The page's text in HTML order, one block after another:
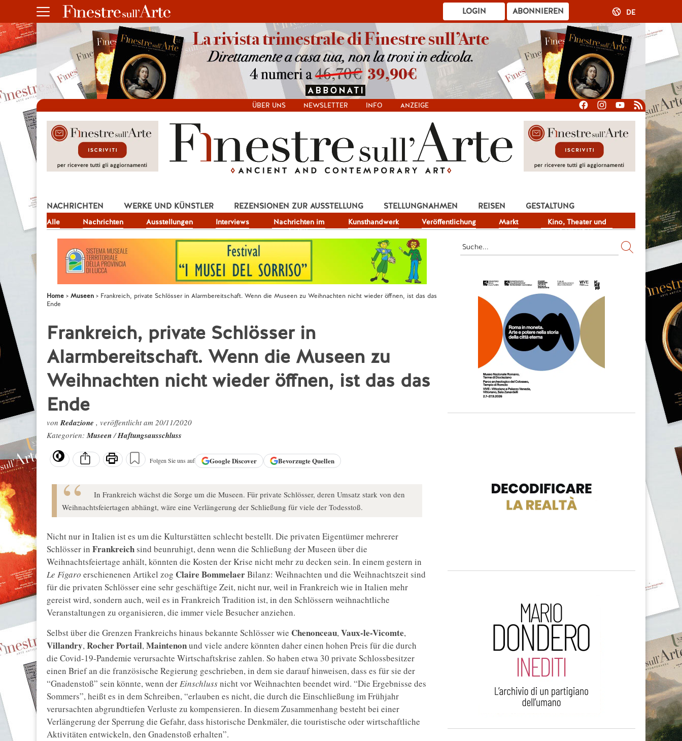
ABONNIEREN
LOGIN DE
ÜBER UNS NEWSLETTER INFO ANZEIGE
NACHRICHTEN
Alle Nachrichten Ausstellungen Interviews
Nachrichten im
Fokus
Kunsthandwerk Veröffentlichung Markt
Kino, Theater und
Fernsehen
WERKE UND KÜNSTLER REZENSIONEN ZUR AUSSTELLUNG STELLUNGNAHMEN REISEN
GESTALTUNG
JOB
Home Museen
Frankreich, private Schlösser in Alarmbereitschaft. Wenn die Museen zu Weihnachten nicht wieder öffnen, ist das das
Ende
Frankreich, private Schlösser in
Alarmbereitschaft. Wenn die Museen zu
Weihnachten nicht wieder öffnen, ist das das
Ende
vonRedazione , veröffentlicht am 20/11/2020
Kategorien:Museen/Haftungsausschluss
Folgen Sie uns auf GoogleDiscover Bevorzugte Quellen
In Frankreich wächst die Sorge um die Museen. Für private Schlösser, deren Umsatz stark von den
Weihnachtsfeiertagen abhängt, wäre eine Verlängerung der Schließung für viele der Todesstoß.
Nicht nur in Italien ist es um die Kulturstätten schlecht bestellt. Die privaten Eigentümer mehrerer
Schlösser in Frankreich sind beunruhigt, denn wenn die Schließung der Museen über die
Weihnachtsfeiertage anhält, könnten die Kosten der Krise nicht mehr zu decken sein. In einem gestern in
Le Figaro erschienenen Artikel zog Claire BommelaerBilanz: Weihnachten und die Weihnachtszeit sind
für die privaten Schlösser eine sehr geschäftige Zeit, nicht nur, weil in Frankreich wie in Italien mehr
gereist wird, sondern auch, weil es in Frankreich Tradition ist, in den Schlössern weihnachtliche
Veranstaltungen zu organisieren, die immer viele Besucher anziehen.
Selbst über die Grenzen Frankreichs hinaus bekannte Schlösser wie Chenonceau,Vaux-le-Vicomte,
Villandry,Rocher Portail,Maintenonund viele andere könnten daher einen hohen Preis für die durch
die Covid-19-Pandemie verursachte Wirtschaftskrise zahlen. So haben etwa 30 private Schlossbesitzer
einen Brief an die französische Regierung geschrieben, in dem sie darauf hinweisen, dass es für sie der
“Gnadenstoß” sein könnte, wenn derEinschlussnicht vor Weihnachten beendet wird. “Die Ergebnisse des
Sommers”, heißt es in dem Schreiben, “erlauben es nicht, die durch die Einschließung im Frühjahr
verursachten abgrundtiefen Verluste zu kompensieren. In diesem Zusammenhang besteht bei einer
Verlängerung der Sperrung die Gefahr, dass historische Denkmäler, die touristische oder wirtschaftliche
Aktivitäten entwickeln, den Gnadenstoß erhalten”.